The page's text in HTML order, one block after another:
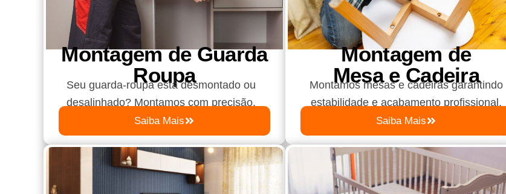
Montagem de Guarda
Roupa​
Seu guarda-roupa está desmontado ou
desalinhado? Montamos com precisão.
Saiba Mais
Montagem de
Mesa e Cadeira
Montamos mesas e cadeiras garantindo
estabilidade e acabamento profissional.
Saiba Mais